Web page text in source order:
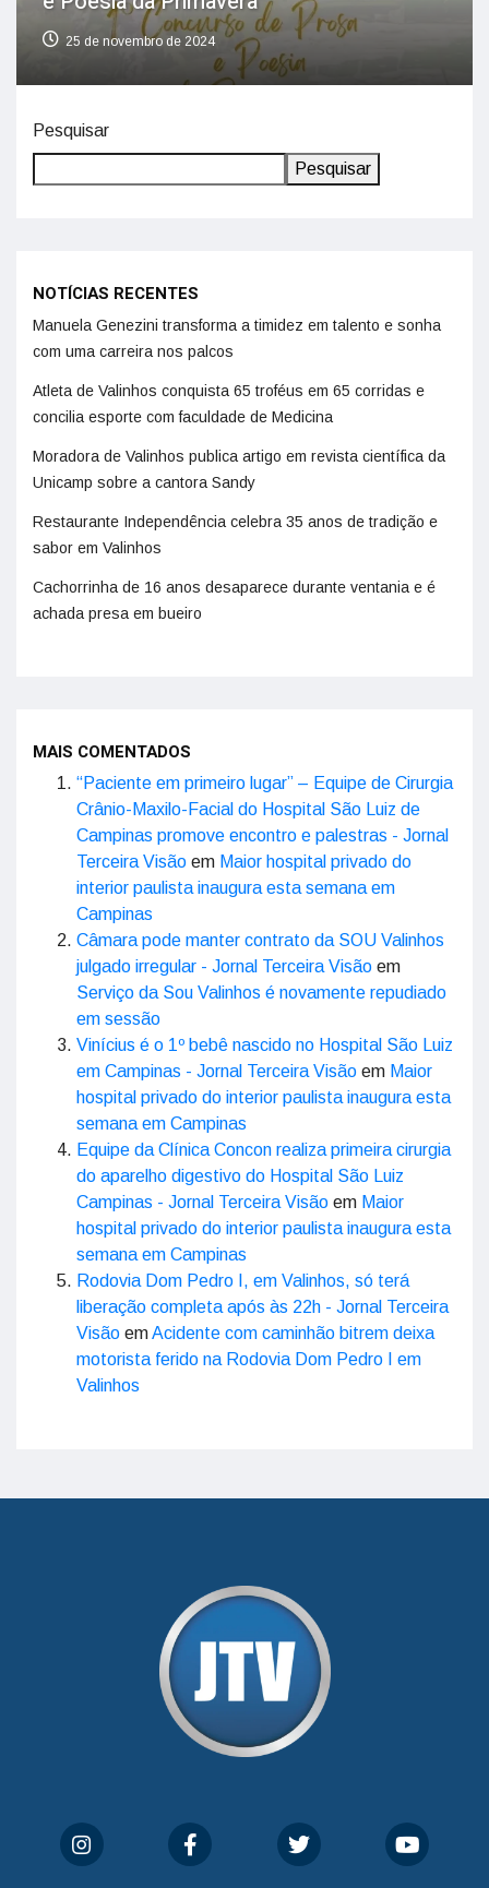
25 de novembro de 2024
Pesquisar
Pesquisar
NOTÍCIAS RECENTES
Manuela Genezini transforma a timidez em talento e sonha
com uma carreira nos palcos
Atleta de Valinhos conquista 65 troféus em 65 corridas e
concilia esporte com faculdade de Medicina
Moradora de Valinhos publica artigo em revista científica da
Unicamp sobre a cantora Sandy
Restaurante Independência celebra 35 anos de tradição e
sabor em Valinhos
Cachorrinha de 16 anos desaparece durante ventania e é
achada presa em bueiro
MAIS COMENTADOS
“Paciente em primeiro lugar” – Equipe de Cirurgia
Crânio-Maxilo-Facial do Hospital São Luiz de
Campinas promove encontro e palestras - Jornal
Terceira Visão em Maior hospital privado do
interior paulista inaugura esta semana em
Campinas
Câmara pode manter contrato da SOU Valinhos
julgado irregular - Jornal Terceira Visão em
Serviço da Sou Valinhos é novamente repudiado
em sessão
Vinícius é o 1º bebê nascido no Hospital São Luiz
em Campinas - Jornal Terceira Visão em Maior
hospital privado do interior paulista inaugura esta
semana em Campinas
Equipe da Clínica Concon realiza primeira cirurgia
do aparelho digestivo do Hospital São Luiz
Campinas - Jornal Terceira Visão em Maior
hospital privado do interior paulista inaugura esta
semana em Campinas
Rodovia Dom Pedro I, em Valinhos, só terá
liberação completa após às 22h - Jornal Terceira
Visão emAcidente com caminhão bitrem deixa
motorista ferido na Rodovia Dom Pedro I em
Valinhos